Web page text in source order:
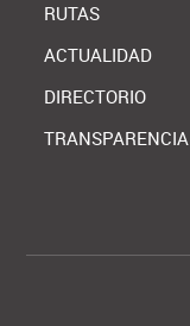
RUTAS
ACTUALIDAD
DIRECTORIO
TRANSPARENCIA